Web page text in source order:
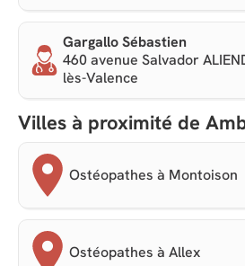
Gargallo Sébastien
460 avenue Salvador
lès-Valence
Villes à proximité de
Ostéopathes à Montoison
Ostéopathes à Allex